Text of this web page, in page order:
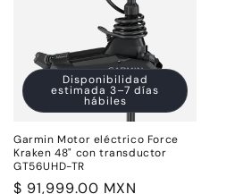
Disponibilidad
estimada 3–7 días
hábiles
Garmin Motor eléctrico Force
Kraken 48" con transductor
GT56UHD-TR
Precio
$ 91,999.00 MXN